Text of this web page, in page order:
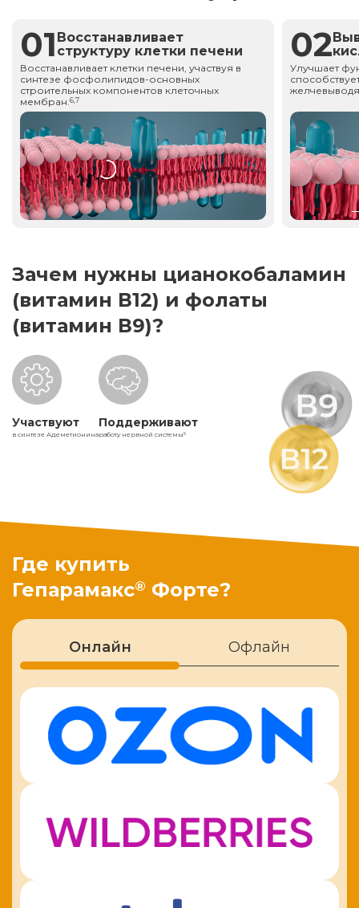
01 Восстанавливает
структуру клетки печени
Восстанавливает клетки печени, участвуя в
синтезе фосфолипидов-основных
строительных компонентов клеточных
мембран.6,7
02
Улучшает
Зачем нужны цианокобаламин
(витамин В12) и фолаты
(витамин В9)?
Участвуют
в синтезе Адеметионина
Поддерживают
работу нервной системы5
Где купить
Гепарамакс® Форте?
Онлайн Офлайн